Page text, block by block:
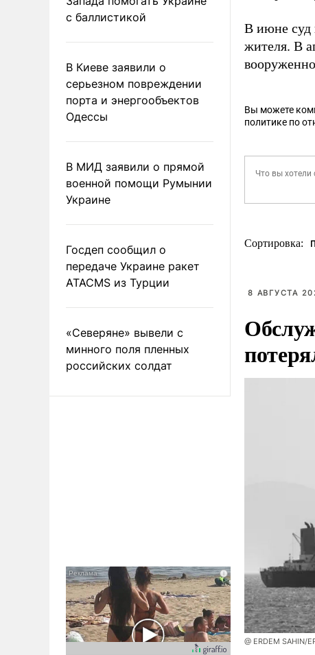
с баллистикой
В Киеве заявили о
серьезном повреждении
порта и энергообъектов
Одессы
В МИД заявили о прямой
военной помощи Румынии
Украине
Госдеп сообщил о
передаче Украине ракет
ATACMS из Турции
«Северяне» вывели с
минного поля пленных
российских солдат
В июне суд
жителя. В
Вы можете
политике по
Сортировка:
8 АВГУСТА
@ ERDEM SAHIN/